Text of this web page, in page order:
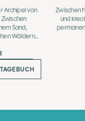
Archipel von
Sand,
Wäldern
Erbe und
Zwischen
und